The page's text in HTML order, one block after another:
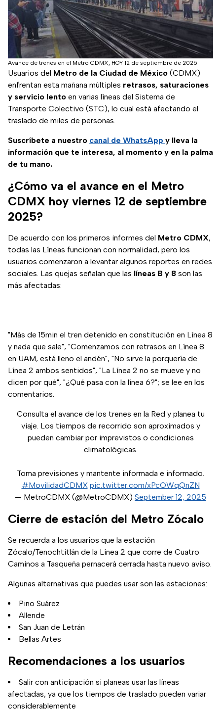
Avance de trenes en el Metro CDMX, HOY 12 de septiembre de 2025
Usuarios del Metro de la Ciudad de México (CDMX)
enfrentan esta mañana múltiples retrasos, saturaciones
y servicio lento en varias líneas del Sistema de
Transporte Colectivo (STC), lo cual está afectando el
traslado de miles de personas.
Suscríbete a nuestro canal de WhatsApp y lleva la
información que te interesa, al momento y en la palma
de tu mano.
¿Cómo va el avance en el Metro
CDMX hoy viernes 12 de septiembre
2025?
De acuerdo con los primeros informes del Metro CDMX,
todas las Líneas funcionan con normalidad, pero los
usuarios comenzaron a levantar algunos reportes en redes
sociales. Las quejas señalan que las líneas B y 8 son las
más afectadas:
"Más de 15min el tren detenido en constitución en Línea 8
y nada que sale", "Comenzamos con retrasos en Línea 8
en UAM, está lleno el andén", "No sirve la porquería de
Línea 2 ambos sentidos", "La Línea 2 no se mueve y no
dicen por qué", "¿Qué pasa con la línea 6?"; se lee en los
comentarios.
Consulta el avance de los trenes en la Red y planea tu
viaje. Los tiempos de recorrido son aproximados y
pueden cambiar por imprevistos o condiciones
climatológicas.
Toma previsiones y mantente informada e informado.
#MovilidadCDMX pic.twitter.com/xPcOWqQnZN
— MetroCDMX (@MetroCDMX) September 12, 2025
Cierre de estación del Metro Zócalo
Se recuerda a los usuarios que la estación
Zócalo/Tenochtitlán de la Línea 2 que corre de Cuatro
Caminos a Tasqueña pernacerá cerrada hasta nuevo aviso.
Algunas alternativas que puedes usar son las estaciones:
Pino Suárez
Allende
San Juan de Letrán
Bellas Artes
Recomendaciones a los usuarios
Salir con anticipación si planeas usar las líneas
afectadas, ya que los tiempos de traslado pueden variar
considerablemente